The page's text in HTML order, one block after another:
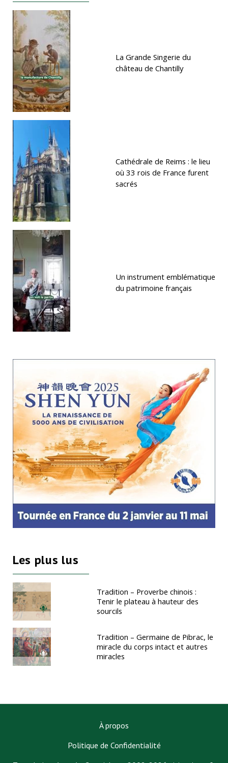
La Grande Singerie du
château de Chantilly
Cathédrale de Reims : le lieu
où 33 rois de France furent
sacrés
Un instrument emblématique
du patrimoine français
Les plus lus
Tradition – Proverbe chinois :
Tenir le plateau à hauteur des
sourcils
Tradition – Germaine de Pibrac, le
miracle du corps intact et autres
miracles
À propos
Politique de Confidentialité